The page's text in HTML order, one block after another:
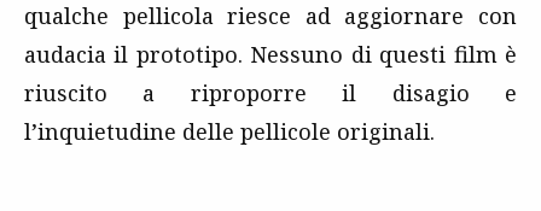
qualche pellicola riesce ad aggiornare con
audacia il prototipo. Nessuno di questi film è
riuscito a riproporre il disagio e
l’inquietudine delle pellicole originali.